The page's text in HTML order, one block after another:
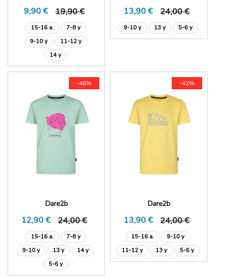
9,90 € 19,90 €
15-16 a.
7-8 y
9-10 y
11-12 y
14 y
13,90 € 24,00 €
9-10 y 13 y 5-6 y
-46%
Dare2b
12,90 € 24,00 €
15-16 a.
7-8 y
9-10 y
13 y
14 y
5-6 y
-42%
Dare2b
13,90 € 24,00 €
15-16 a.
9-10 y
11-12 y
13 y 5-6 y